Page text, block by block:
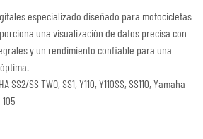
especializado diseñado para motocicletas
una visualización de datos precisa con
y un rendimiento confiable para una
SS2/SS TWO, SS1, Y110, Y110SS, SS110, Yamaha